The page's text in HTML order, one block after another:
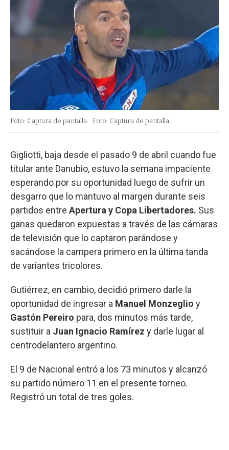
Foto: Captura de pantalla. Foto: Captura de pantalla.
Gigliotti, baja desde el pasado 9 de abril cuando fue
titular ante Danubio, estuvo la semana impaciente
esperando por su oportunidad luego de sufrir un
desgarro que lo mantuvo al margen durante seis
partidos entre Apertura y Copa Libertadores. Sus
ganas quedaron expuestas a través de las cámaras
de televisión que lo captaron parándose y
sacándose la campera primero en la última tanda
de variantes tricolores.
Gutiérrez, en cambio, decidió primero darle la
oportunidad de ingresar a Manuel Monzeglio y
Gastón Pereiro para, dos minutos más tarde,
sustituir a Juan Ignacio Ramírez y darle lugar al
centrodelantero argentino.
El 9 de Nacional entró a los 73 minutos y alcanzó
su partido número 11 en el presente torneo.
Registró un total de tres goles.